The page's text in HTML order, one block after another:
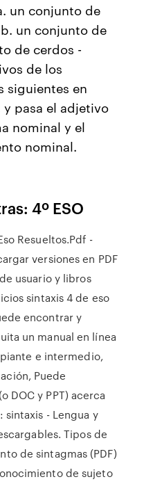
un conjunto de
un conjunto de
de cerdos -
de los
siguientes en
pasa el adjetivo
nominal y el
nominal.
4º ESO
Resueltos.Pdf -
versiones en PDF
usuario y libros
sintaxis 4 de eso
encontrar y
un manual en línea
e intermedio,
Puede
DOC y PPT) acerca
sintaxis - Lengua y
Tipos de
de sintagmas (PDF)
de sujeto